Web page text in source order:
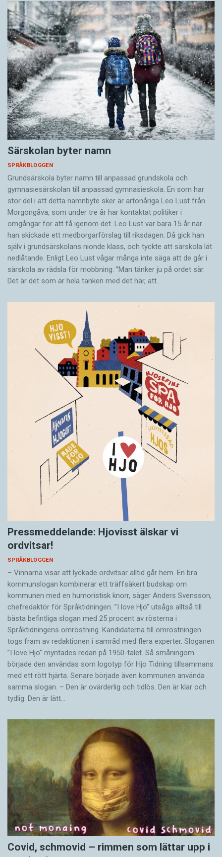
Särskolan byter namn
SPRÅKBLOGGEN
Grundsärskola byter namn till anpassad grundskola och
gymnasiesärskolan till anpassad gymnasieskola. En som har
stor del i att detta namnbyte sker är artonåriga Leo Lust från
Morgongåva, som under tre år har kontaktat politiker i
omgångar för att få igenom det. Leo Lust var bara 15 år när
han skickade ett medborgarförslag till riksdagen. Då gick han
själv i grundsärskolans nionde klass, och tyckte att särskola lät
nedlåtande. Enligt Leo Lust vågar många inte säga att de går i
särskola av rädsla för mobbning: ”Man tänker ju på ordet sär.
Det är det som är hela tanken med det här, att…
Pressmeddelande: Hjovisst älskar vi
ordvitsar!
SPRÅKBLOGGEN
– Vinnarna visar att lyckade ordvitsar alltid går hem. En bra
kommunslogan kombinerar ett träffsäkert budskap om
kommunen med en humoristisk knorr, säger Anders Svensson,
chefredaktör för Språktidningen. ”I love Hjo” utsågs alltså till
bästa befintliga slogan med 25 procent av rösterna i
Språktidningens omröstning. Kandidaterna till omröstningen
togs fram av redaktionen i samråd med flera experter. Sloganen
”I love Hjo” myntades redan på 1950-talet. Så småningom
började den användas som logotyp för Hjo Tidning tillsammans
med ett rött hjärta. Senare började även kommunen använda
samma slogan. – Den är ovärderlig och tidlös. Den är klar och
tydlig. Den är lätt…
Covid, schmovid – rimmen som lättar upp i